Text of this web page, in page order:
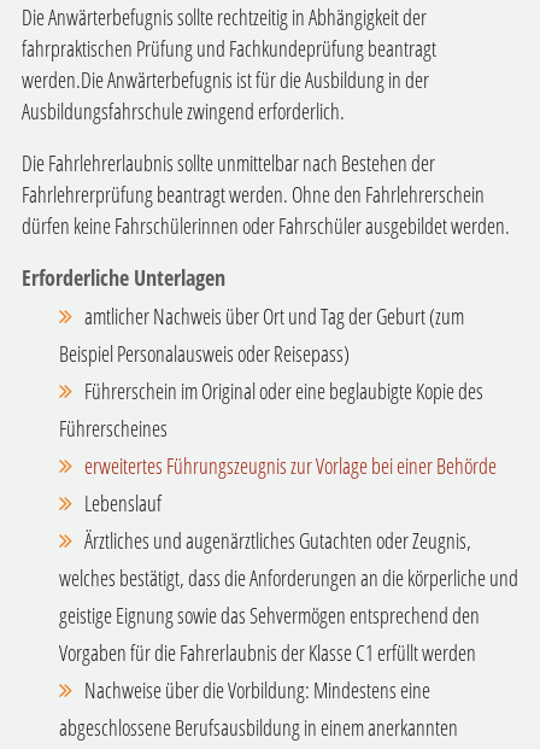
Die Anwärterbefugnis sollte rechtzeitig in Abhängigkeit der
fahrpraktischen Prüfung und Fachkundeprüfung beantragt
werden.Die Anwärterbefugnis ist für die Ausbildung in der
Ausbildungsfahrschule zwingend erforderlich.
Die Fahrlehrerlaubnis sollte unmittelbar nach Bestehen der
Fahrlehrerprüfung beantragt werden. Ohne den Fahrlehrerschein
dürfen keine Fahrschülerinnen oder Fahrschüler ausgebildet werden.
Erforderliche Unterlagen
amtlicher Nachweis über Ort und Tag der Geburt (zum
Beispiel Personalausweis oder Reisepass)
Führerschein im Original oder eine beglaubigte Kopie des
Führerscheines
erweitertes Führungszeugnis zur Vorlage bei einer Behörde
Lebenslauf
Ärztliches und augenärztliches Gutachten oder Zeugnis,
welches bestätigt, dass die Anforderungen an die körperliche und
geistige Eignung sowie das Sehvermögen entsprechend den
Vorgaben für die Fahrerlaubnis der Klasse C1 erfüllt werden
Nachweise über die Vorbildung: Mindestens eine
abgeschlossene Berufsausbildung in einem anerkannten